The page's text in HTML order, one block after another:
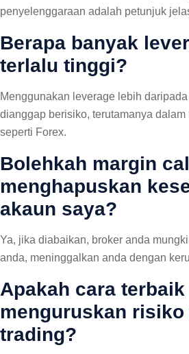
penyelenggaraan adalah petunjuk
Berapa banyak
terlalu tinggi?
Menggunakan leverage lebih
dianggap berisiko, terutamanya
seperti Forex.
Bolehkah margin
menghapuskan
akaun saya?
Ya, jika diabaikan, broker anda
anda, meninggalkan anda dengan
Apakah cara
menguruskan risiko
trading?